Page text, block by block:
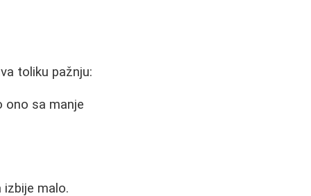
toliku pažnju:
ono sa manje
izbije malo.